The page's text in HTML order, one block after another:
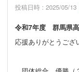
投稿日時 : 2025/05/13
令和7年度 群馬県
応援ありがとうござ